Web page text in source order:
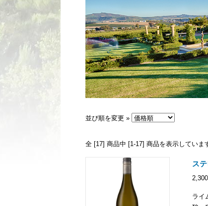
並び順を変更 »
全 [17] 商品中 [1 -17] 商品を表示していま
ス
ライ